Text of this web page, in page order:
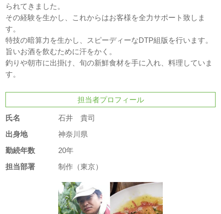
られてきました。
その経験を生かし、これからはお客様を全力サポート致しま
す。
特技の暗算力を生かし、スピーディーなDTP組版を行います。
旨いお酒を飲むために汗をかく。
釣りや朝市に出掛け、旬の新鮮食材を手に入れ、料理していま
す。
担当者プロフィール
氏名
石井 貴司
出身地
神奈川県
勤続年数
20年
担当部署
制作（東京）